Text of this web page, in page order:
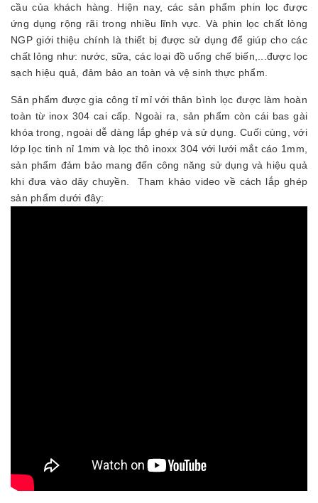
cầu của khách hàng. Hiện nay, các sản phẩm phin lọc được
ứng dụng rộng rãi trong nhiều lĩnh vực. Và phin lọc chất lỏng
NGP giới thiệu chính là thiết bị được sử dụng để giúp cho các
chất lỏng như: nước, sữa, các loại đồ uống chế biến,...được lọc
sạch hiệu quả, đảm bảo an toàn và vệ sinh thực phẩm.
Sản phẩm được gia công tỉ mỉ với thân bình lọc được làm hoàn
toàn từ inox 304 cai cấp. Ngoài ra, sản phẩm còn cái bas gài
khóa trong, ngoài dễ dàng lắp ghép và sử dụng. Cuối cùng, với
lớp lọc tinh nỉ 1mm và lọc thô inoxx 304 với lưới mắt cáo 1mm,
sản phẩm đảm bảo mang đến công năng sử dụng và hiệu quả
khi đưa vào dây chuyền. Tham khảo video về cách lắp ghép
sản phẩm dưới đây: